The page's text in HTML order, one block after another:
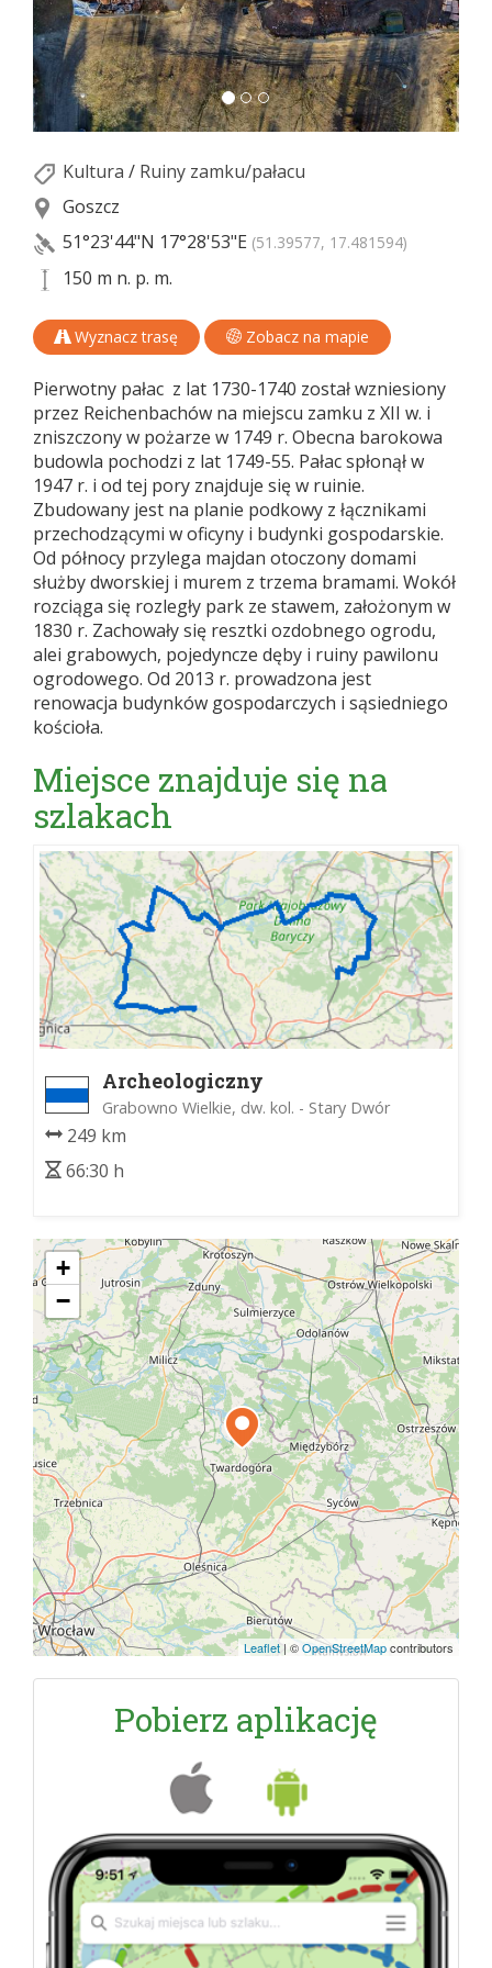
Kultura / Ruiny zamku/pałacu
Goszcz
51°23'44"N 17°28'53"E (51.39577, 17.481594)
150 m n. p. m.
Wyznacz trasę Zobacz na mapie
Pierwotny pałac z lat 1730-1740 został wzniesiony
przez Reichenbachów na miejscu zamku z XII w. i
zniszczony w pożarze w 1749 r. Obecna barokowa
budowla pochodzi z lat 1749-55. Pałac spłonął w
1947 r. i od tej pory znajduje się w ruinie.
Zbudowany jest na planie podkowy z łącznikami
przechodzącymi w oficyny i budynki gospodarskie.
Od północy przylega majdan otoczony domami
służby dworskiej i murem z trzema bramami. Wokół
rozciąga się rozległy park ze stawem, założonym w
1830 r. Zachowały się resztki ozdobnego ogrodu,
alei grabowych, pojedyncze dęby i ruiny pawilonu
ogrodowego. Od 2013 r. prowadzona jest
renowacja budynków gospodarczych i sąsiedniego
kościoła.
Miejsce znajduje się na
szlakach
Archeologiczny
Grabowno Wielkie, dw. kol. - Stary Dwór
249 km
66:30 h
+
−
Leaflet | ©OpenStreetMapcontributors
Pobierz aplikację